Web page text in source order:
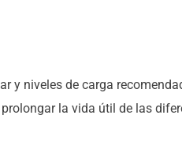
y niveles de carga
la vida útil de las